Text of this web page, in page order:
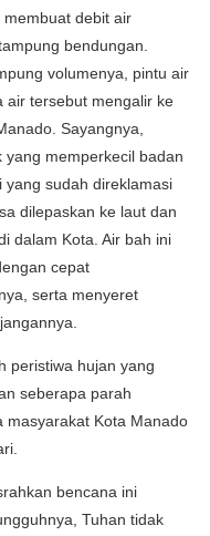
debit air
bendungan.
volumenya, pintu air
air tersebut mengalir ke
Sayangnya,
memperkecil badan
sudah direklamasi
dilepaskan ke laut dan
dalam Kota. Air bah ini
cepat
serta menyeret
peristiwa hujan yang
seberapa parah
masyarakat Kota Manado
bencana ini
Tuhan tidak